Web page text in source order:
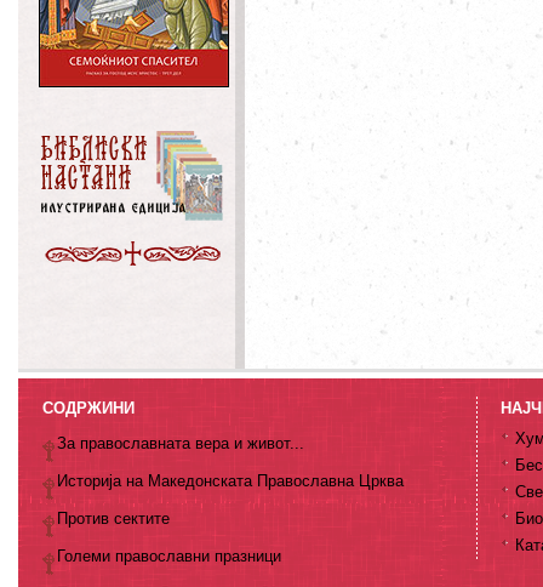
СОДРЖИНИ
За православната вера и живот...
Историја на Македонската Православна Црква
Против сектите
Големи православни празници